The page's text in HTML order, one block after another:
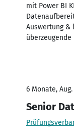
mit Power BI
Auswertung &
6 Monate,
Senior